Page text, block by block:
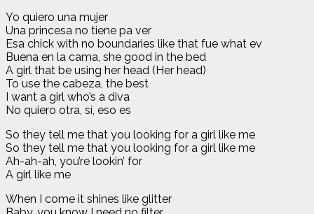
Yo quiero una mujer
Una princesa no tiene pa ver
Esa chick with no boundaries like that fue what ev
Buena en la cama, she good in the bed
A girl that be using her head (Her head)
To use the cabeza, the best
I want a girl who’s a diva
No quiero otra, sí, eso es
So they tell me that you looking for a girl like me
So they tell me that you looking for a girl like me
Ah-ah-ah, you’re lookin’ for
A girl like me
When I come it shines like glitter